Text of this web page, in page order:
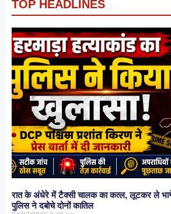
TOP HEADLINES
रात के अंधेरे में टैक्सी चालक का कत्ल, लूटकर ले
पुलिस ने दबोचे दोनों कातिल